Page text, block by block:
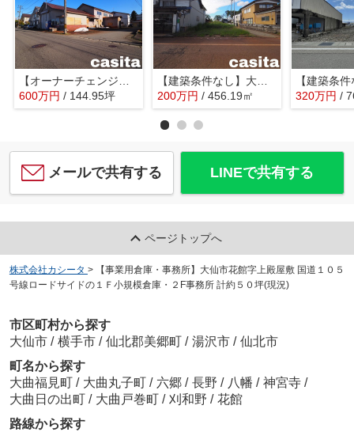
【オーナーチェンジ・賃貸倉庫】大仙市大曲福見町 敷地面積194.66坪・木造倉庫144.95坪 現在賃貸中
600万円 / 144.95坪
【建築条件なし】大仙市角間川町 ２方向道路の角地物件 東側道路は消雪道路の137.99坪 住宅用地
200万円 / 456.19㎡ 320万円 /
メールで共有する LINEで共有する
ページトップへ
株式会社カシータ >
【事業用倉庫・事務所】大仙市花館字上殿屋敷 国道１０５
号線ロードサイドの１Ｆ小規模倉庫・２F事務所 計約５０坪(現況)
市区町村から探す
大仙市 / 横手市 / 仙北郡美郷町 / 湯沢市 / 仙北市
町名から探す
大曲福見町 / 大曲丸子町 / 六郷 / 長野 / 八幡 / 神宮寺 /
大曲日の出町 / 大曲戸巻町 / 刈和野 / 花館
路線から探す